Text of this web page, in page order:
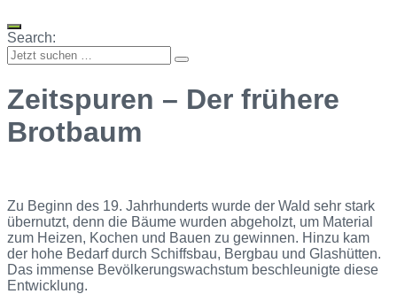
Search:
Zeitspuren – Der frühere
Brotbaum
Zu Beginn des 19. Jahrhunderts wurde der Wald sehr stark
übernutzt, denn die Bäume wurden abgeholzt, um Material
zum Heizen, Kochen und Bauen zu gewinnen. Hinzu kam
der hohe Bedarf durch Schiffsbau, Bergbau und Glashütten.
Das immense Bevölkerungswachstum beschleunigte diese
Entwicklung.